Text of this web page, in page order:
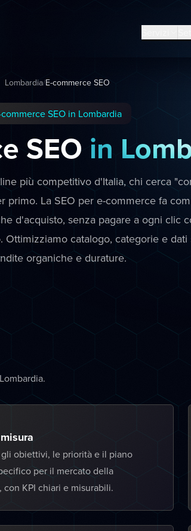
Lombardia/E-commerce SEO
commerce SEO in Lombardia
SEO in
più competitivo d'Italia, chi cerca
primo. La SEO per e-commerce fa
d'acquisto, senza pagare a ogni clic
Ottimizziamo catalogo, categorie e
organiche e durature.
obiettivi, le priorità e il piano
per il mercato della
con KPI chiari e misurabili.